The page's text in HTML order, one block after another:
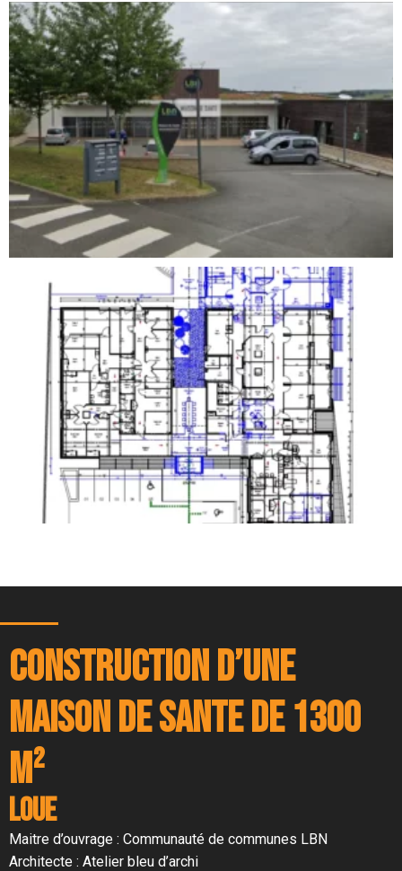
CONSTRUCTION D’UNE
MAISON DE SANTE DE 1300
M²
loue
Maitre d’ouvrage : Communauté de communes LBN
Architecte : Atelier bleu d’archi